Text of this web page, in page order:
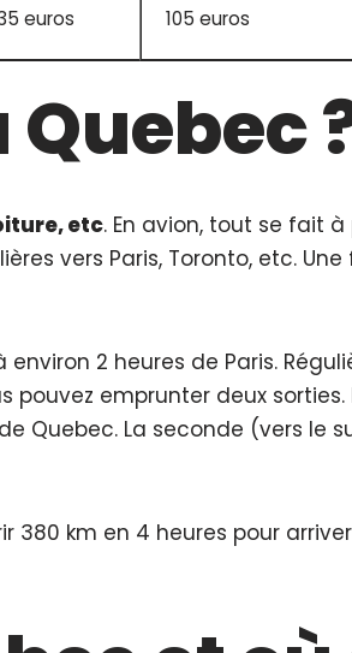
euros 105 euros
etc. En avion, tout se fait
vers Paris, Toronto, etc.
2 heures de Paris.
emprunter deux
Quebec. La seconde (vers le
km en 4 heures pour